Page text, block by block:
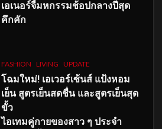
เอเนอร์จี้มหกรรมช้อปกลางปีสุด
คึกคัก
FASHION LIVING UPDATE
โฉมใหม่! เอเวอร์เซ้นส์ แป้งหอม
เย็น สูตรเย็นสดชื่น และสูตรเย็นสุด
ขั้ว
ไอเทมคู่กายของสาว ๆ ประจำ